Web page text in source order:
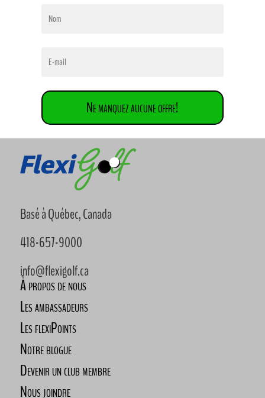
Ne manquez aucune offre!
Basé à Québec, Canada
418-657-9000
info@flexigolf.ca
À propos de nous
Les ambassadeurs
Les flexiPoints
Notre blogue
Devenir un club membre
Nous joindre